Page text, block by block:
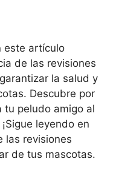
este artículo
de las revisiones
la salud y
Descubre por
tu peludo amigo al
leyendo en
las revisiones
de tus mascotas.